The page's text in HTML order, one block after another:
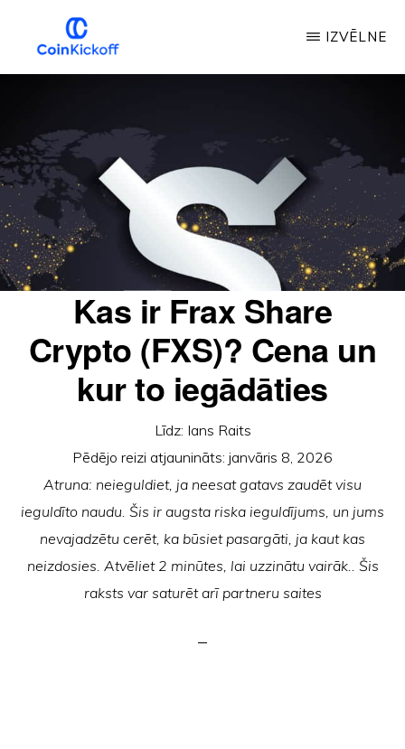
galveno
MONĒTU
IZVĒLNE
Kas ir Frax Share
Crypto (FXS)? Cena un
kur to iegādāties
Līdz: Ians Raits
Pēdējo reizi atjaunināts: janvāris 8, 2026
Atruna: neieguldiet, ja neesat gatavs zaudēt visu
ieguldīto naudu. Šis ir augsta riska ieguldījums, un jums
nevajadzētu cerēt, ka būsiet pasargāti, ja kaut kas
neizdosies. Atvēliet 2 minūtes, lai uzzinātu vairāk.. Šis
raksts var saturēt arī partneru saites